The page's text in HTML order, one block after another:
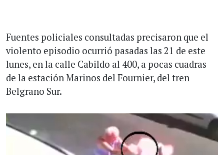
Fuentes policiales consultadas precisaron que el
violento episodio ocurrió pasadas las 21 de este
lunes, en la calle Cabildo al 400, a pocas cuadras
de la estación Marinos del Fournier, del tren
Belgrano Sur.